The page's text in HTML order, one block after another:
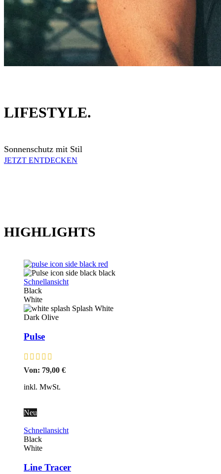
LIFESTYLE.
Sonnenschutz mit Stil
JETZT ENTDECKEN
HIGHLIGHTS
Schnellansicht
Black
White
Splash White
Dark Olive
Pulse
Von: 79,00 €
inkl. MwSt.
Neu
Schnellansicht
Black
White
Line Tracer